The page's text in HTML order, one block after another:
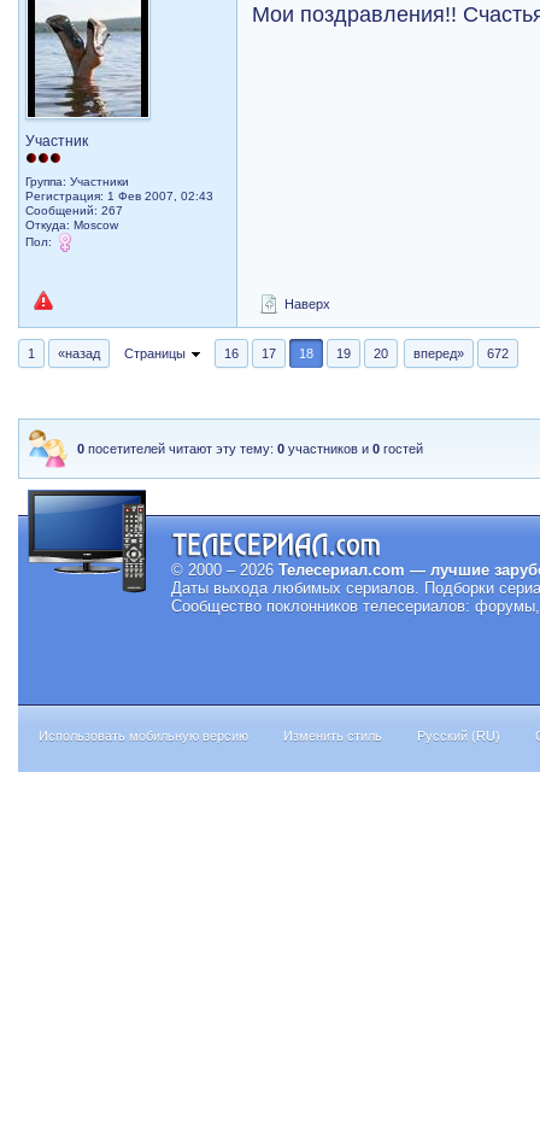
Участник
Группа: Участники
Регистрация: 1 Фев 2007, 02:43
Сообщений: 267
Откуда: Moscow
Пол:
Мои поздравления!!
Наверх
1 «назад Страницы 16 17 18 19 20 вперед» 672
0 посетителей читают эту тему:0 участников и0 гостей
© 2000 – 2026 Телесериал.com — лучшие
Даты выхода любимых сериалов. Подборки
Сообщество поклонников телесериалов:
Использовать мобильную версию Изменить стиль Русский (RU)